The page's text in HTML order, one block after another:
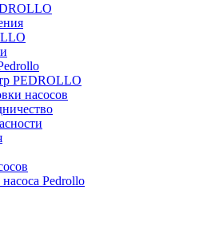
PEDROLLO
насосов
Pedrollo